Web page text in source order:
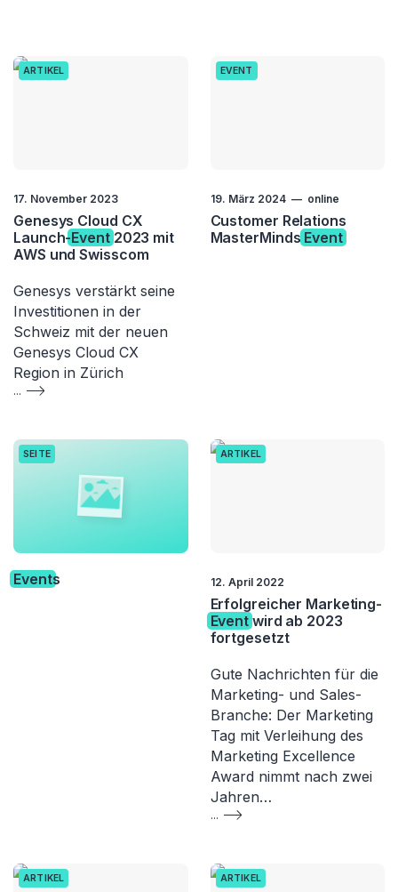
ARTIKEL
17. November 2023
Genesys Cloud CX
Launch-Event2023 mit
AWS und Swisscom
Genesys verstärkt seine
Investitionen in der
Schweiz mit der neuen
Genesys Cloud CX
Region in Zürich
...
EVENT
19. März 2024 online
Customer Relations
MasterMinds Event
SEITE
Events
ARTIKEL
12. April 2022
Erfolgreicher Marketing-
Eventwird ab 2023
fortgesetzt
Gute Nachrichten für die
Marketing- und Sales-
Branche: Der Marketing
Tag mit Verleihung des
Marketing Excellence
Award nimmt nach zwei
Jahren…
...
ARTIKEL ARTIKEL